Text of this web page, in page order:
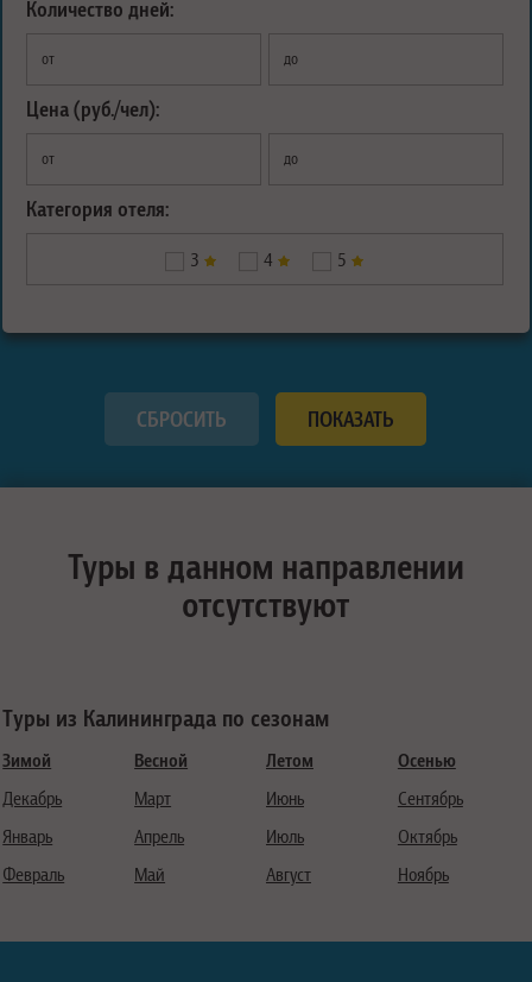
Количество дней:
от до
Цена (руб./чел):
от до
Категория отеля:
3 4 5
Туры в данном направлении
отсутствуют
Туры из Калининграда по сезонам
Зимой
Декабрь
Январь
Февраль
Весной
Март
Апрель
Май
Летом
Июнь
Июль
Август
Осенью
Сентябрь
Октябрь
Ноябрь